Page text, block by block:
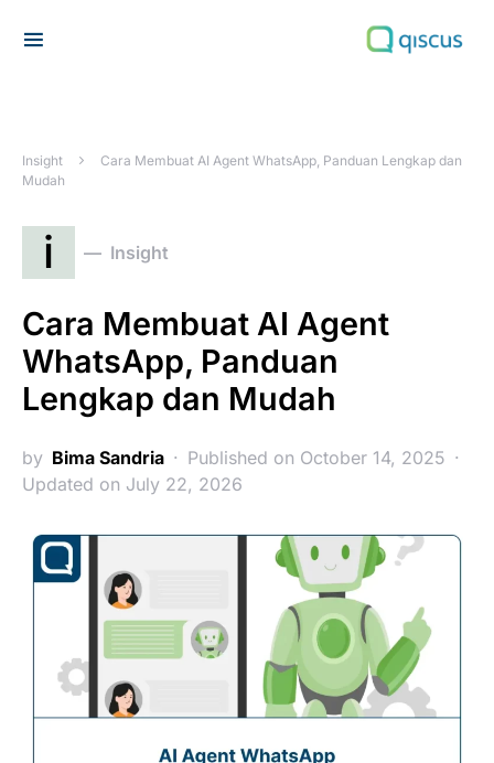
Insight
Cara Membuat AI Agent WhatsApp, Panduan Lengkap dan
Mudah
i Insight
Cara Membuat AI Agent
WhatsApp, Panduan
Lengkap dan Mudah
by Bima Sandria
Published on October 14, 2025
Updated on July 22, 2026